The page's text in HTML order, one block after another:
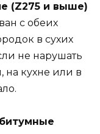
(Z275 и выше)
с обеих
в сухих
не нарушать
на кухне или в